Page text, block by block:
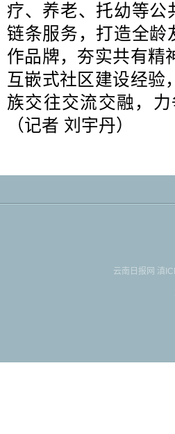
疗、养老、托幼等
链条服务，打造全龄
作品牌，夯实共有精
互嵌式社区建设经验
族交往交流交融，
（记者 刘宇丹）
云南日报网 滇